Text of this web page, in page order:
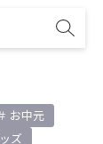
お中元
ズ